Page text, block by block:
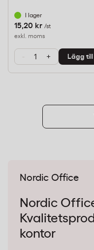
I lager
15,20 kr /st
exkl. moms
- + Lägg till
Nordic Office
Nordic
kontor